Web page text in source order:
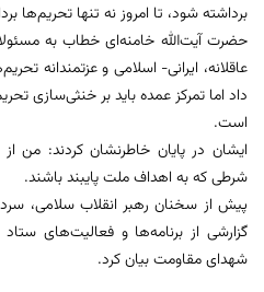
برداشته شود، تا امروز نه تنها تحریم‌ها
حضرت آیت‌الله خامنه‌ای خطاب به
عاقلانه، ایرانی- اسلامی و عزتمندانه
داد اما تمرکز عمده باید بر خنثی‌سازی
است.
ایشان در پایان خاطرنشان کردند: من
شرطی که به اهداف ملت پایبند باشند.
پیش از سخنان رهبر انقلاب سلامی،
گزارشی از برنامه‌ها و فعالیت‌های
شهدای مقاومت بیان کرد.